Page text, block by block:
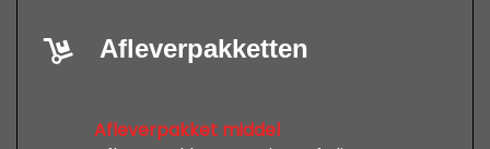
Afleverpakketten
Afleverpakket middel